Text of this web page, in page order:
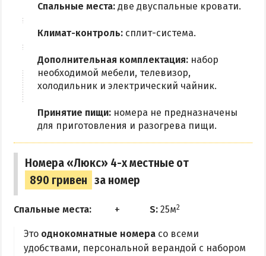
Спальные места: две двуспальные кровати.
Климат-контроль: сплит-система.
Дополнительная комплектация: набор
необходимой мебели, телевизор,
холодильник и электрический чайник.
Принятие пищи: номера не предназначены
для приготовления и разогрева пищи.
Номера «Люкс» 4-х местные от
890 гривен за номер
Спальные места: S: 25м2
Это однокомнатные номера со всеми
удобствами, персональной верандой с набором